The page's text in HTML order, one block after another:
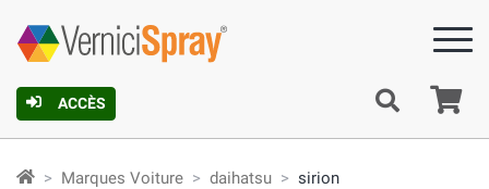
ACCÈS
Marques Voiture daihatsu sirion